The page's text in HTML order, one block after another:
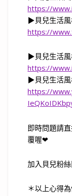
https://
▶貝兒生活
https://
▶貝兒生活
https://
▶貝兒生活
https://
即時問題請
覆喔❤
加入貝兒粉
＊以上心得